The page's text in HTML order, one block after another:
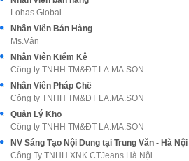
Lohas Global
Nhân Viên Bán Hàng
Ms.Vân
Nhân Viên Kiểm Kê
Công ty TNHH TM&ĐT LA.MA.SON
Nhân Viên Pháp Chế
Công ty TNHH TM&ĐT LA.MA.SON
Quản Lý Kho
Công ty TNHH TM&ĐT LA.MA.SON
NV Sáng Tạo Nội Dung tại Trung Văn - Hà Nội
Công Ty TNHH XNK CTJeans Hà Nội